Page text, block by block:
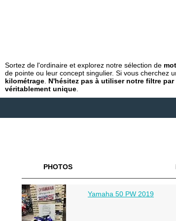
Sortez de l'ordinaire et explorez notre sélection de
de pointe ou leur concept singulier. Si vous cherchez
kilométrage N'hésitez pas à utiliser notre filtre
véritablement unique
PHOTOS
Yamaha 50 PW 2019